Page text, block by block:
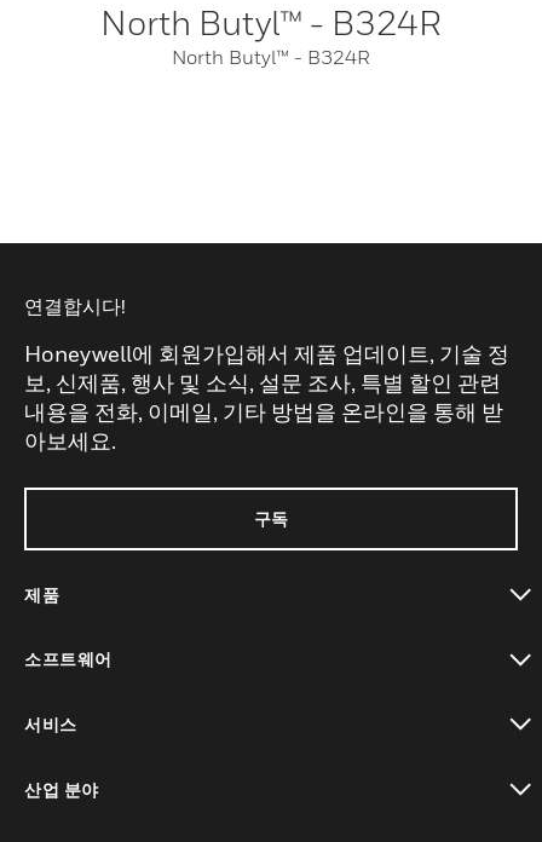
North Butyl™ - B324R
North Butyl™ - B324R
연결합시다!
Honeywell에 회원가입해서 제품 업데이트, 기술 정
보, 신제품, 행사 및 소식, 설문 조사, 특별 할인 관련
내용을 전화, 이메일, 기타 방법을 온라인을 통해 받
아보세요.
구독
제품
소프트웨어
서비스
산업 분야